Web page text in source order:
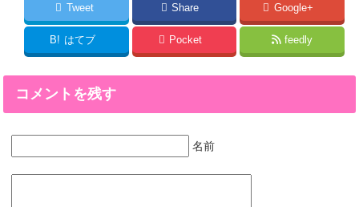
Tweet Share Google+
B! はてブ Pocket feedly
コメントを残す
名前